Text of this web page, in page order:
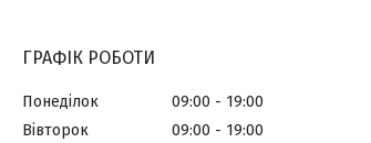
ГРАФІК РОБОТИ
Понеділок 09:00
19:00
Вівторок
09:00
19:00